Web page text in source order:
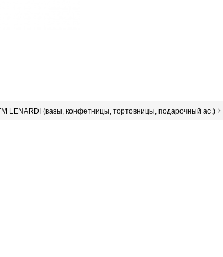
LENARDI (вазы, конфетницы, тортовницы, подарочный ас.)